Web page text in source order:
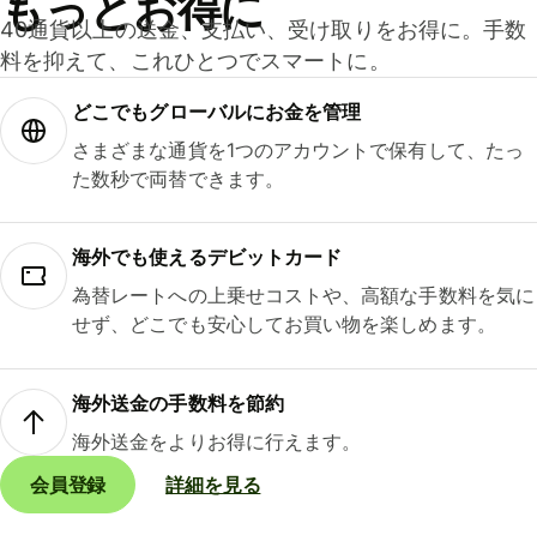
40通貨以上の送金、支払い、受け取りをお得に。手数
料を抑えて、これひとつでスマートに。
どこでもグ⁠ロ⁠ー⁠バ⁠ルにお金を管理
さまざまな通貨を1つのアカウントで保有して、たっ
た数秒で両替できます。
海外でも使えるデビットカード
為替レートへの上乗せコストや、高額な手数料を気に
せず、どこでも安心してお買い物を楽しめます。
海外送金の手数料を節約
海外送金をよりお得に行えます。
会員登録
詳細を見る